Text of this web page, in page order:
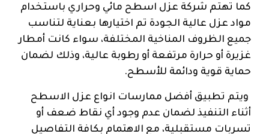
كما تهتم شركة عزل اسطح مائي وحراري باستخدام
مواد عزل عالية الجودة تم اختيارها بعناية لتناسب
جميع الظروف المناخية المختلفة، سواء كانت أمطار
غزيرة أو حرارة مرتفعة أو رطوبة عالية، وذلك لضمان
حماية قوية ودائمة للأسطح.
ويتم تطبيق أفضل ممارسات انواع عزل الاسطح
أثناء التنفيذ لضمان عدم وجود أي نقاط ضعف أو
تسربات مستقبلية، مع الاهتمام بكافة التفاصيل